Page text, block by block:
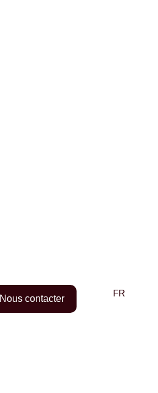
Nous contacter
FR
EN